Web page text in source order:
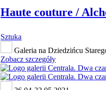
Haute couture /
Sztuka
Galeria na Dziedzińcu
Zobacz szczegóły